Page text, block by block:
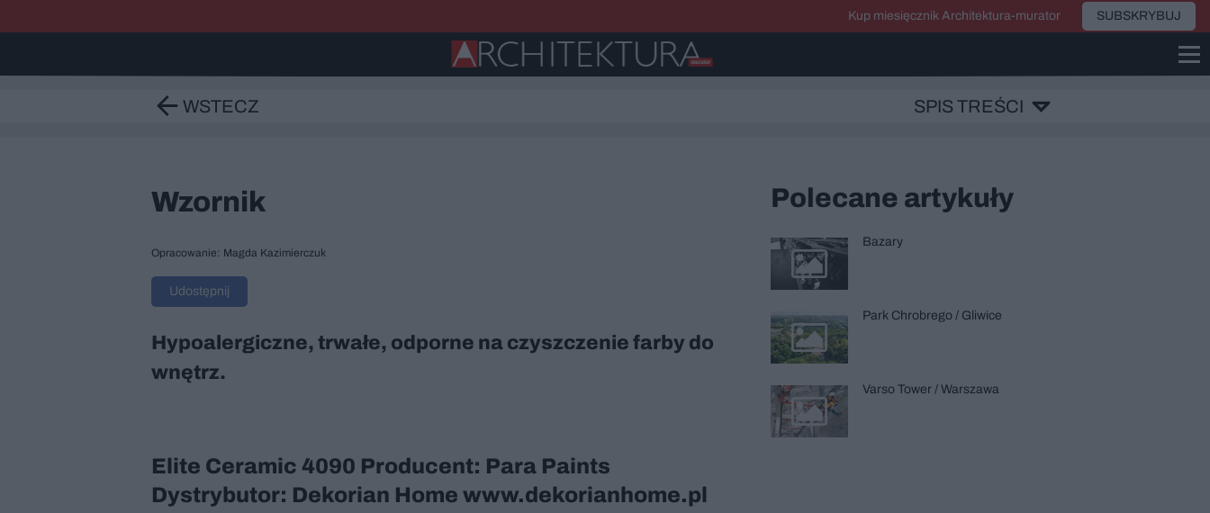
Kup miesięcznik Architektura-murator SUBSKRYBUJ
WSTECZ SPIS TREŚCI
Wzornik
Opracowanie: Magda Kazimierczuk
Udostępnij
Hypoalergiczne, trwałe, odporne na czyszczenie farby do
wnętrz.
Elite Ceramic 4090 Producent: Para Paints
Dystrybutor: Dekorian Home www.dekorianhome.pl
Polecane artykuły
Bazary
Park Chrobrego / Gliwice
Varso Tower / Warszawa